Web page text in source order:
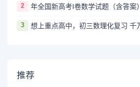
2 年全国新高考I卷数学试题（含答案）
3
推荐